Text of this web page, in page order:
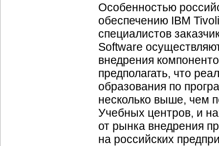
Особенностью
обеспечению IBM
специалистов
Software
внедрения
предполагать, что
образования по
несколько выше, чем
Учебных центров, и
от рынка внедрения
на российских